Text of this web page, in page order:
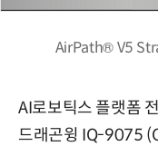
AirPath® V5
AI로보틱스 플랫폼
드래곤윙 IQ-9075